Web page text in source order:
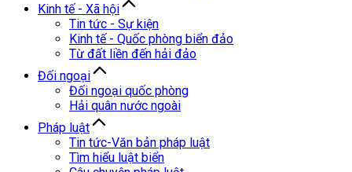
Kinh tế - Xã hội
Tin tức - Sự kiện
Kinh tế - Quốc phòng biển đảo
Từ đất liền đến hải đảo
Đối ngoại
Đối ngoại quốc phòng
Hải quân nước ngoài
Pháp luật
Tin tức-Văn bản pháp luật
Tìm hiểu luật biển